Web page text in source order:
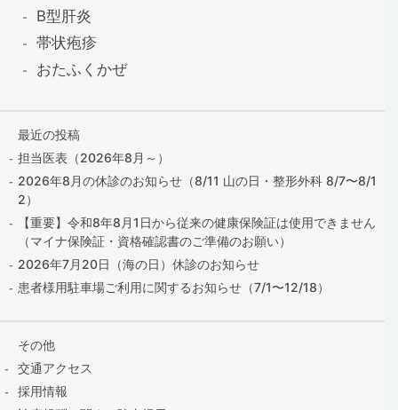
B型肝炎
帯状疱疹
おたふくかぜ
最近の投稿
担当医表（2026年8月～）
2026年8月の休診のお知らせ（8/11 山の日・整形外科 8/7〜8/1
2）
【重要】令和8年8月1日から従来の健康保険証は使用できません
（マイナ保険証・資格確認書のご準備のお願い）
2026年7月20日（海の日）休診のお知らせ
患者様用駐車場ご利用に関するお知らせ（7/1〜12/18）
その他
交通アクセス
採用情報